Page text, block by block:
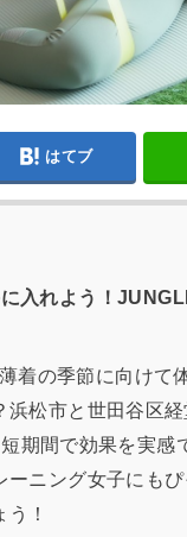
はてブ
入れよう！
着の季節に向けて
浜松市と世田谷区
期間で効果を実感
ニング女子にもぴ
！